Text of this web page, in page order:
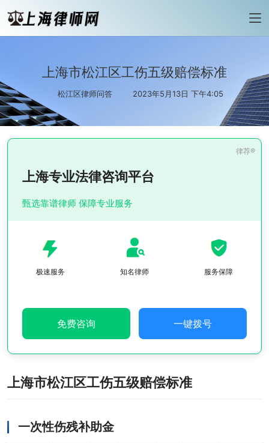
上海市松江区工伤五级赔偿标准
松江区律师问答 2023年5月13日 下午4:05
上海专业法律咨询平台
甄选靠谱律师 保障专业服务
极速服务 知名律师 服务保障
免费咨询 一键拨号
上海市松江区工伤五级赔偿标准
一次性伤残补助金